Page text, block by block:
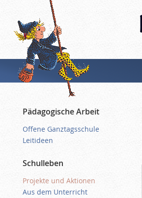
Pädagogische Arbeit
Offene Ganztagsschule
Leitideen
Schulleben
Projekte und Aktionen
Aus dem Unterricht